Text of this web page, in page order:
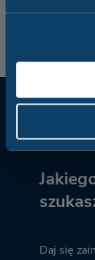
Daj się